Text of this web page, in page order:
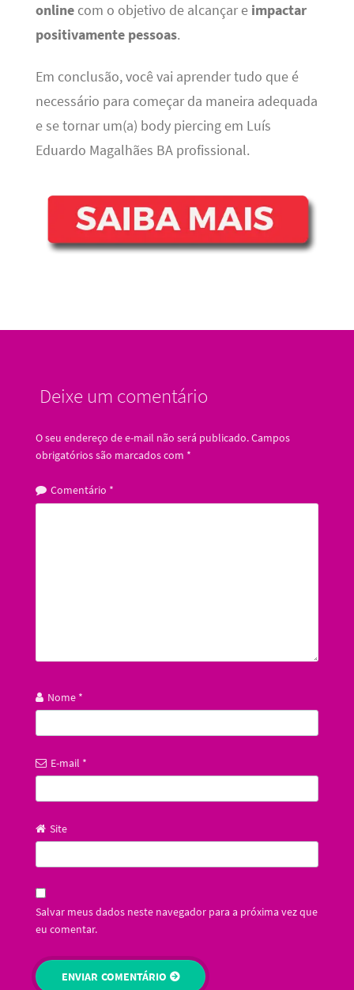
onlinecom o objetivo de alcançar e impactar
positivamente pessoas.
Em conclusão, você vai aprender tudo que é
necessário para começar da maneira adequada
e se tornar um(a) body piercing em Luís
Eduardo Magalhães BA profissional.
Deixe um comentário
O seu endereço de e-mail não será publicado.Campos
obrigatórios são marcados com *
Comentário *
Nome *
E-mail *
Site
Salvar meus dados neste navegador para a próxima vez que
eu comentar.